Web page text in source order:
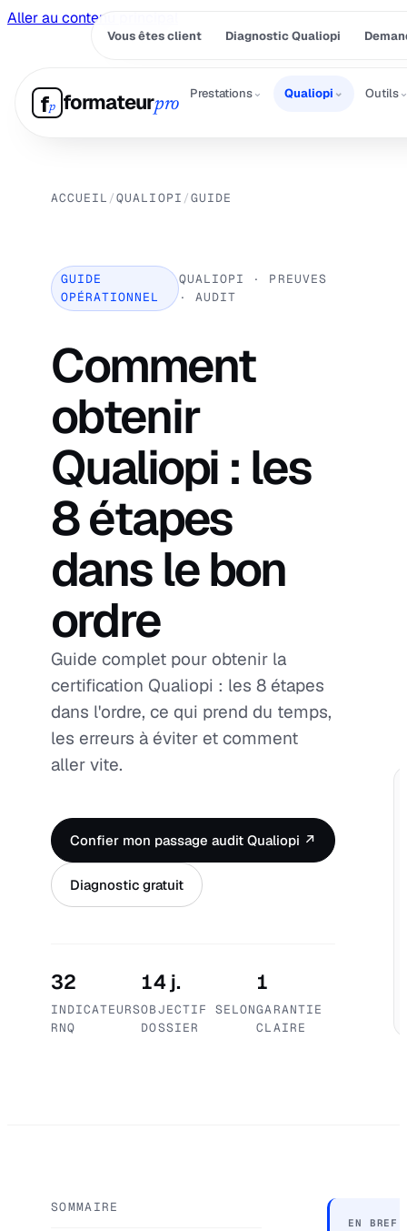
Aller au contenu principal
Vous êtes client Diagnostic Qualiopi
fp formateurpro
Prestations⌄ Qualiopi ⌄ Outils
ACCUEIL /QUALIOPI /GUIDE
GUIDE
OPÉRATIONNEL
QUALIOPI · PREUVES
· AUDIT
Comment
obtenir
Qualiopi : les
8 étapes
dans le bon
ordre
Guide complet pour obtenir la
certification Qualiopi : les 8 étapes
dans l'ordre, ce qui prend du temps,
les erreurs à éviter et comment
aller vite.
Confier mon passage audit Qualiopi ↗
Diagnostic gratuit
32
INDICATEURS
RNQ
14 j.
OBJECTIF SELON
DOSSIER
1
GARANTIE
CLAIRE
SOMMAIRE
EN BREF